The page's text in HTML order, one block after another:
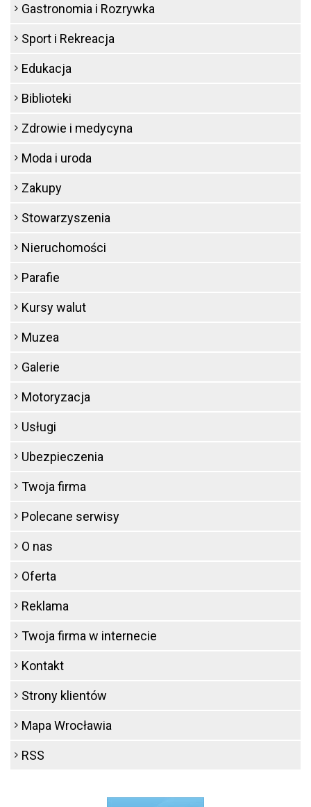
Gastronomia i Rozrywka
Sport i Rekreacja
Edukacja
Biblioteki
Zdrowie i medycyna
Moda i uroda
Zakupy
Stowarzyszenia
Nieruchomości
Parafie
Kursy walut
Muzea
Galerie
Motoryzacja
Usługi
Ubezpieczenia
Twoja firma
Polecane serwisy
O nas
Oferta
Reklama
Twoja firma w internecie
Kontakt
Strony klientów
Mapa Wrocławia
RSS